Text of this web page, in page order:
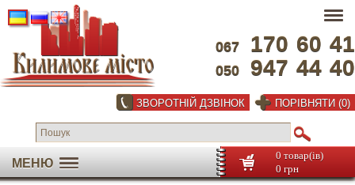
067 170 60 41
050 947 44 40
ЗВОРОТНІЙ ДЗВІНОК ПОРІВНЯТИ (0)
МЕНЮ
0 товар(ів)
0 грн